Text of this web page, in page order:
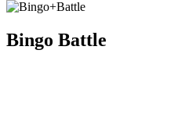
Bingo Battle